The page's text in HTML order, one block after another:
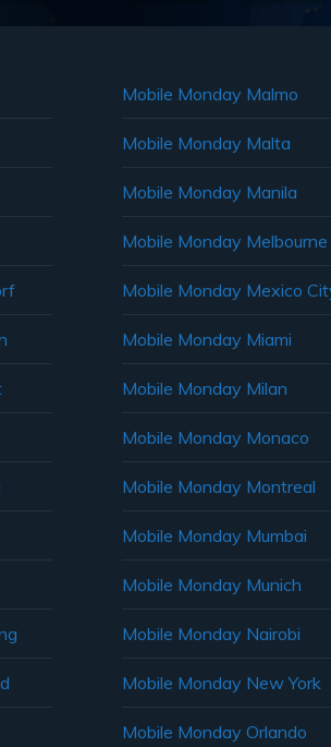
Mobile Monday Malmo
Mobile Monday Malta
Mobile Monday Manila
Mobile Monday Melbourne
Mobile Monday Mexico
Mobile Monday Miami
Mobile Monday Milan
Mobile Monday Monaco
Mobile Monday Montreal
Mobile Monday Mumbai
Mobile Monday Munich
Mobile Monday Nairobi
Mobile Monday New York
Mobile Monday Orlando